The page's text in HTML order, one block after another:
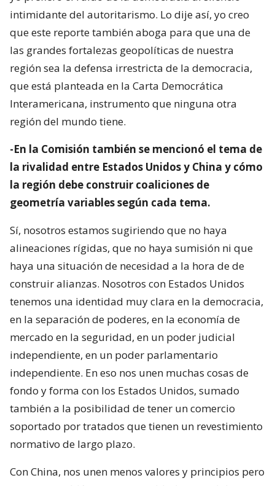
intimidante del autoritarismo. Lo dije así, yo creo
que este reporte también aboga para que una de
las grandes fortalezas geopolíticas de nuestra
región sea la defensa irrestricta de la democracia,
que está planteada en la Carta Democrática
Interamericana, instrumento que ninguna otra
región del mundo tiene.
-En la Comisión también se mencionó el tema de
la rivalidad entre Estados Unidos y China y cómo
la región debe construir coaliciones de
geometría variables según cada tema.
Sí, nosotros estamos sugiriendo que no haya
alineaciones rígidas, que no haya sumisión ni que
haya una situación de necesidad a la hora de de
construir alianzas. Nosotros con Estados Unidos
tenemos una identidad muy clara en la democracia,
en la separación de poderes, en la economía de
mercado en la seguridad, en un poder judicial
independiente, en un poder parlamentario
independiente. En eso nos unen muchas cosas de
fondo y forma con los Estados Unidos, sumado
también a la posibilidad de tener un comercio
soportado por tratados que tienen un revestimiento
normativo de largo plazo.
Con China, nos unen menos valores y principios pero